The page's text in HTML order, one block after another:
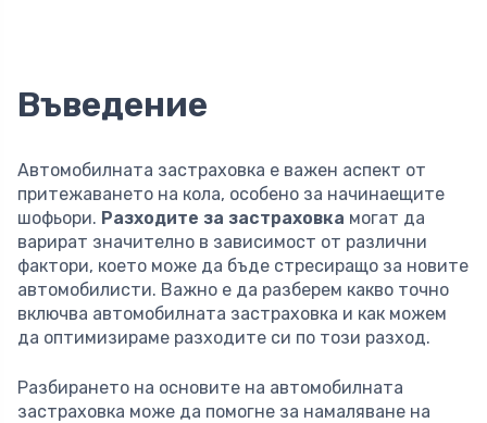
Въведение
Автомобилната застраховка е важен аспект от
притежаването на кола, особено за начинаещите
шофьори. Разходите за застраховка могат да
варират значително в зависимост от различни
фактори, което може да бъде стресиращо за новите
автомобилисти. Важно е да разберем какво точно
включва автомобилната застраховка и как можем
да оптимизираме разходите си по този разход.
Разбирането на основите на автомобилната
застраховка може да помогне за намаляване на